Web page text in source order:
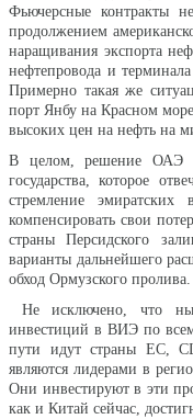
Фьючерсные контракты
продолжением
наращивания экспорта
нефтепровода и
Примерно такая же
порт Янбу на Красном
высоких цен на нефть на
В целом, решение ОАЭ
государства, которое
стремление
компенсировать свои
страны Персидского
варианты дальнейшего
обход Ормузского пролива.
Не исключено, что
инвестиций в ВИЭ по
пути идут страны ЕС,
являются лидерами в
Они инвестируют в эти
как и Китай сейчас,